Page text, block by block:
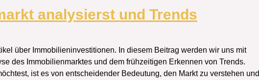
analysierst und Trends
über Immobilieninvestitionen. In diesem Beitrag werden wir uns mit
des Immobilienmarktes und dem frühzeitigen Erkennen von Trends.
ist es von entscheidender Bedeutung, den Markt zu verstehen und